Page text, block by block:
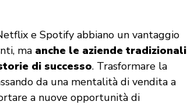
e Spotify abbiano un vantaggio
ma anche le aziende tradizionali
di successo. Trasformare la
da una mentalità di vendita a
a nuove opportunità di